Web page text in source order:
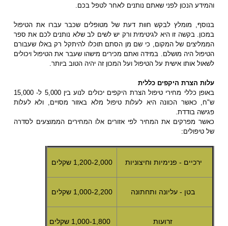
והמידע הנכון לפני שאתם נותנים לאחר לטפל בכם.
בנוסף, מומלץ לבקש חוות דעת של מטופלים שכבר עברו את הטיפול
במכון. בקשה זו היא לגיטימית ורק יש לשים לב שלא נותנים לכם את ספר
הממליצים של המקום, כי שם מן הסתם תוכלו להיתקל רק באלו שעבורם
הטיפול היה מושלם. במידה ואתם מכירים מישהו שעבר את הטיפול ויכולים
לשאול אותו אישית על הטיפול ועל המכון זה יהיה הטוב ביותר.
עלות הצרת היקפים כללית
באופן כללי מחירי טיפול הצרת היקפים יכולים לנוע בין 5,000 ל- 15,000
ש"ח, כאשר הכוונה היא לעלות טיפול מלא באזור מסויים, ולא לעלות
פגישה בודדת.
כאשר מפרקים את המחיר לפי אזורים אלו המחירים הממוצעים לסדרה
של טיפולים:
ירכיים - פנימיות וחיצוניות
בטן - עליונה ותחתונה 1,000-2,200 שקלים
זרועות